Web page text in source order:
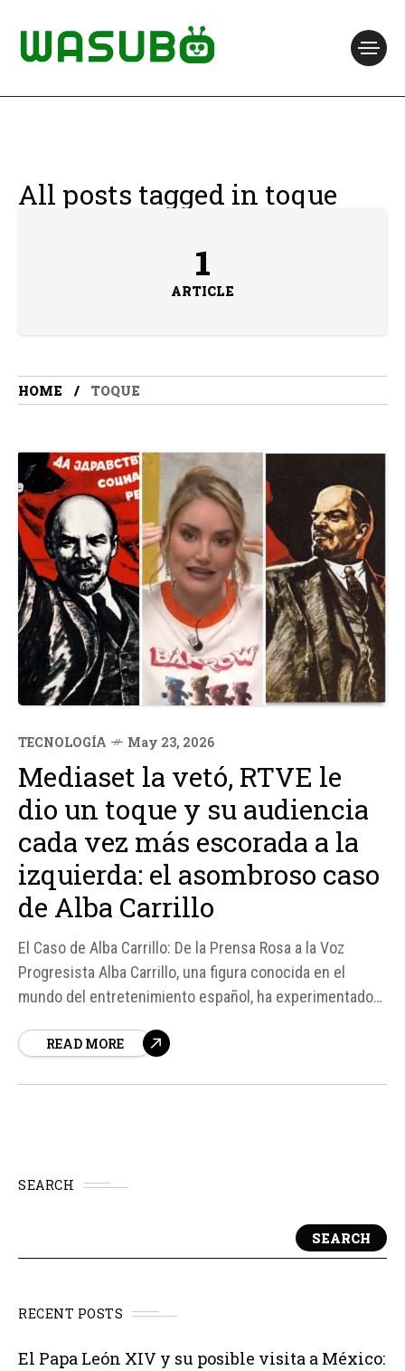
All posts tagged in toque
1
ARTICLE
HOME TOQUE
TECNOLOGÍA May 23, 2026
Mediaset la vetó, RTVE le
dio un toque y su audiencia
cada vez más escorada a la
izquierda: el asombroso caso
de Alba Carrillo
El Caso de Alba Carrillo: De la Prensa Rosa a la Voz
Progresista Alba Carrillo, una figura conocida en el
mundo del entretenimiento español, ha experimentado
Desde su debut en el concurso "Supermodelo" en 2007,
READ MORE
SEARCH
SEARCH
RECENT POSTS
El Papa León XIV y su posible visita a México: